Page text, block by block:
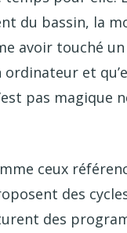
du bassin, la
avoir touché
et
pas magique
ceux
des
des